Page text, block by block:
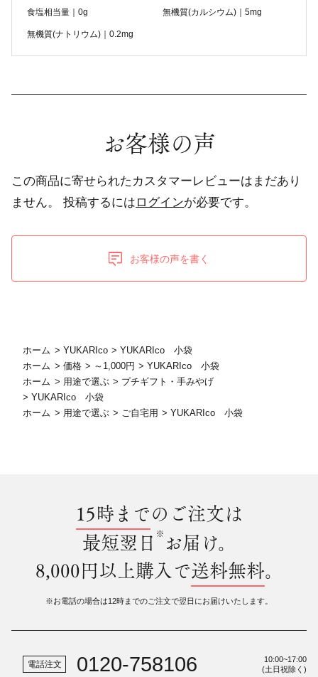
食塩相当量｜0g 無機質(カルシウム)｜5mg
無機質(ナトリウム)｜0.2mg
お客様の声
この商品に寄せられたカスタマーレビューはまだあり
ません。
投稿するには ログインが必要です。
お客様の声を書く
ホーム > YUKARIco >YUKARIco 小袋
ホーム > 価格 > ～1,000円 >YUKARIco 小袋
ホーム > 用途で選ぶ > プチギフト・手みやげ
>YUKARIco 小袋
ホーム > 用途で選ぶ > ご自宅用 >YUKARIco 小袋
15時までのご注文は
最短翌日 ※ お届け。
8,000円以上購入で送料無料。
※お電話の場合は12時までのご注文で翌日にお届けいたします。
電話注文 0120-758106
10:00~17:00
(土日祝除く)